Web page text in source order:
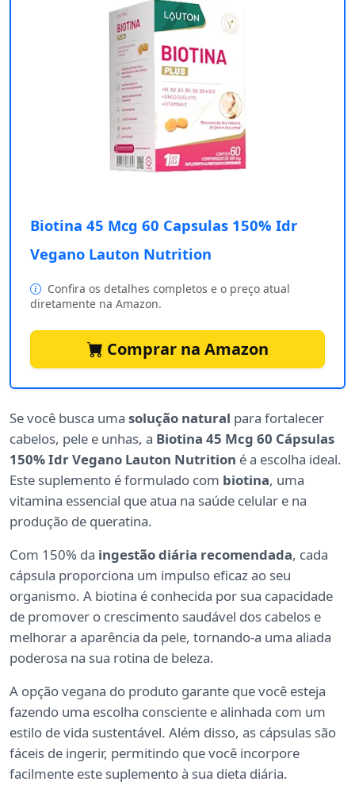
Biotina 45 Mcg 60 Capsulas 150% Idr
Vegano Lauton Nutrition
Confira os detalhes completos e o preço atual
diretamente na Amazon.
Comprar na Amazon
Se você busca uma solução natural para fortalecer
cabelos, pele e unhas, a Biotina 45 Mcg 60 Cápsulas
150% Idr Vegano Lauton Nutrition é a escolha ideal.
Este suplemento é formulado com biotina, uma
vitamina essencial que atua na saúde celular e na
produção de queratina.
Com 150% da ingestão diária recomendada, cada
cápsula proporciona um impulso eficaz ao seu
organismo. A biotina é conhecida por sua capacidade
de promover o crescimento saudável dos cabelos e
melhorar a aparência da pele, tornando-a uma aliada
poderosa na sua rotina de beleza.
A opção vegana do produto garante que você esteja
fazendo uma escolha consciente e alinhada com um
estilo de vida sustentável. Além disso, as cápsulas são
fáceis de ingerir, permitindo que você incorpore
facilmente este suplemento à sua dieta diária.